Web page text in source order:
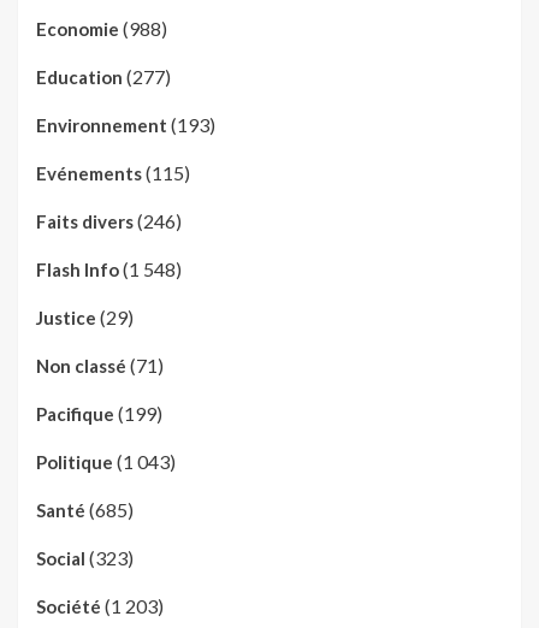
Economie (988)
Education (277)
Environnement (193)
Evénements(115)
Faits divers(246)
Flash Info(1 548)
Justice (29)
Non classé (71)
Pacifique (199)
Politique (1 043)
Santé (685)
Social (323)
Société (1 203)